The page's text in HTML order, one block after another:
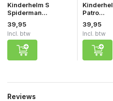
Kinderhelm S
Spiderman...
39,95
Incl. btw
Patro...
39,95
Incl. btw
Reviews